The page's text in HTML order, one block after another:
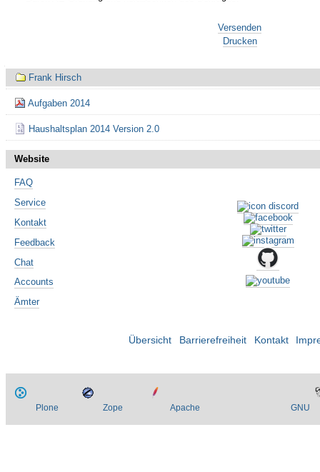
Versenden
Drucken
Navigation
Frank Hirsch
Aufgaben 2014
Haushaltsplan 2014 Version 2.0
Website
FAQ
Service
Kontakt
Feedback
Chat
Accounts
Ämter
Übersicht Barrierefreiheit Kontakt
Plone Zope Apache GNU